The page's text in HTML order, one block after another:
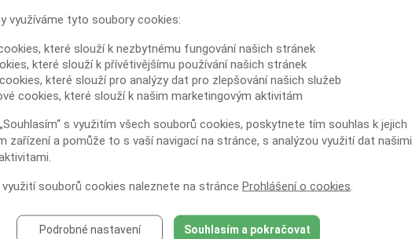
primární hypofunkce kůry nadledvin může být její autoimunitní
–
Addisonova nemoc. Nedostatek glukokortikoidů se zpočátku
vyplývají hlavní komplikace z nedostatku mineralokortikoidů, který
dehydrataci a hyperkalemii.
hyperfunkce
kůry nadledvin může být adenom, karcinom nebo
kůry nadledvin podmíněná zvýšenou sekrecí ACTH, která je
adenomem hypofýzy (Cushingova nemoc) nebo jeho ektopickou
syndrom je soubor klinických příznaků charakteristických pro
centrální obezita
měsíčkovitý obličej
využíváme tyto soubory cookies:
které slouží k nezbytnému fungování našich stránek
které slouží k přívětivějšímu používání našich stránek
které slouží pro analýzy dat pro zlepšování našich služeb
cookies, které slouží k našim marketingovým aktivitám
s využitím všech souborů cookies, poskytnete tím souhlas k jejich
zařízení a pomůže to s vaší navigací na stránce, s analýzou využití dat našimi
souborů cookies naleznete na stránce Prohlášení o cookies
Podrobné nastavení Souhlasím a pokračovat